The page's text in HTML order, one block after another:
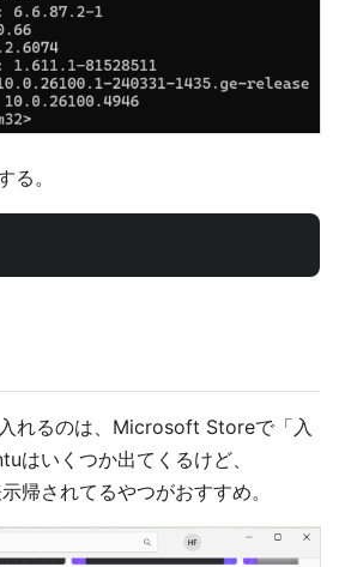
る。
れるのは、Microsoft Storeで「入
はいくつか出てくるけど、
帰されてるやつがおすすめ。